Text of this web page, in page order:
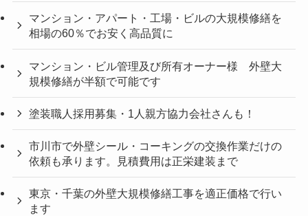
マンション・アパート・工場・ビルの大規模修繕を
相場の60％でお安く高品質に
マンション・ビル管理及び所有オーナー様 外壁大
規模修繕が半額で可能です
塗装職人採用募集・1人親方協力会社さんも！
市川市で外壁シール・コーキングの交換作業だけの
依頼も承ります。見積費用は正栄建装まで
東京・千葉の外壁大規模修繕工事を適正価格で行い
ます